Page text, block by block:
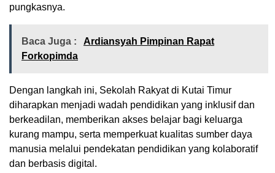
pungkasnya.
Baca Juga :
Ardiansyah Pimpinan Rapat
Forkopimda
Dengan langkah ini, Sekolah Rakyat di Kutai Timur
diharapkan menjadi wadah pendidikan yang inklusif dan
berkeadilan, memberikan akses belajar bagi keluarga
kurang mampu, serta memperkuat kualitas sumber daya
manusia melalui pendekatan pendidikan yang kolaboratif
dan berbasis digital.